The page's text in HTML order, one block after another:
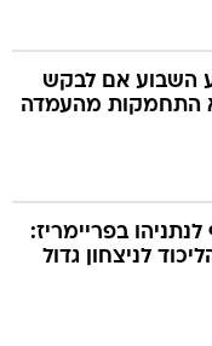
השבוע אם לבקש
התחמקות מהעמדה
לנתניהו בפריימריז:
לניצחון גדול